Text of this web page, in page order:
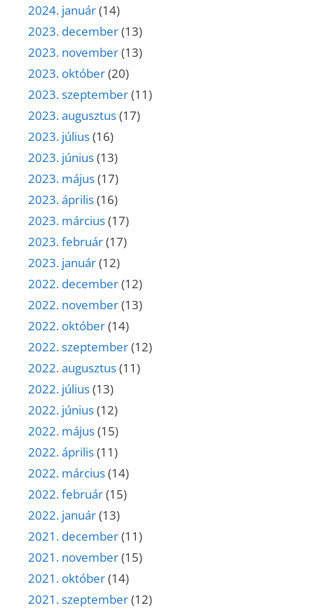
2024. január(14)
2023. december(13)
2023. november(13)
2023. október(20)
2023. szeptember(11)
2023. augusztus(17)
2023. július(16)
2023. június(13)
2023. május(17)
2023. április(16)
2023. március(17)
2023. február(17)
2023. január(12)
2022. december(12)
2022. november(13)
2022. október(14)
2022. szeptember(12)
2022. augusztus(11)
2022. július(13)
2022. június(12)
2022. május(15)
2022. április(11)
2022. március(14)
2022. február(15)
2022. január(13)
2021. december(11)
2021. november(15)
2021. október(14)
2021. szeptember(12)